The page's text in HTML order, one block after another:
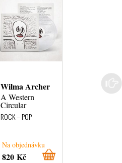
Wilma Archer
A Western
Circular
ROCK – POP
Na objednávku
820 Kč
k.d. lang